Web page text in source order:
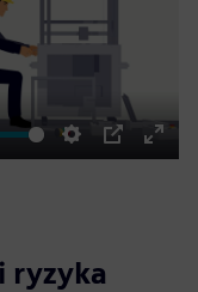
Settings
PIP
Enter
ryzyka